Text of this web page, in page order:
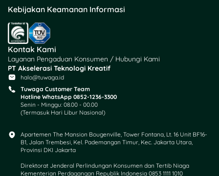
Alternatif lainnya, kamu
juga bisa mengakses situs
resmi Kemensos untuk
memastikan kapan tanggal
pencairan bansos di bulan
November dan Desember.
Berikut panduan ceknya:
Buka
s.go.id .
Isi provinsi, kab/kota,
desa.
Kebijakan Keamanan Informasi
Kontak Kami
Layanan Pengaduan Konsumen / Hubungi Kami
PT Akselerasi Teknologi Kreatif
halo@tuwaga.id
Tuwaga Customer Team
Hotline WhatsApp 0852-1236-3300
Senin - Minggu: 08.00 - 00.00
(Termasuk Hari Libur Nasional)
Apartemen The Mansion Bougenville, Tower Fontana, Lt. 16 Unit BF16-
B1, Jalan Trembesi, Kel. Pademangan Timur, Kec. Jakarta Utara,
Provinsi DKI Jakarta
Direktorat Jenderal Perlindungan Konsumen dan Tertib Niaga
Kementerian Perdagangan Republik Indonesia 0853 1111 1010